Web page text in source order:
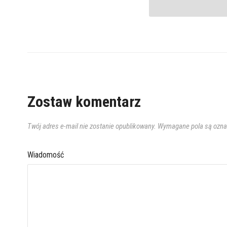
Zostaw komentarz
Twój adres e-mail nie zostanie opublikowany. Wymagane pola są
Wiadomość